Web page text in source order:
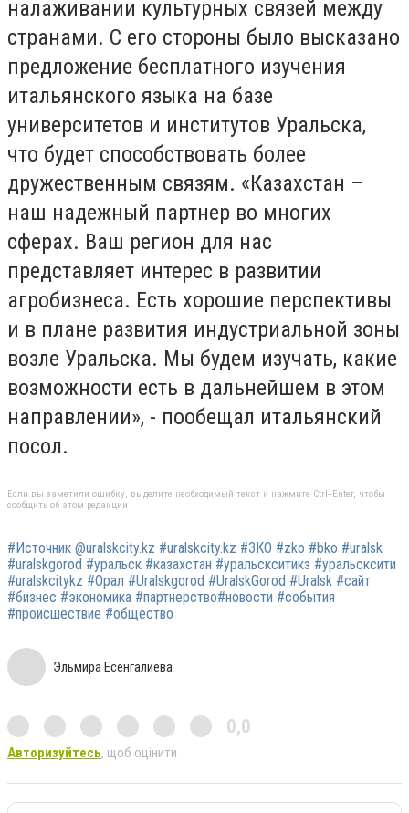
налаживании культурных связей между
странами. С его стороны было высказано
предложение бесплатного изучения
итальянского языка на базе
университетов и институтов Уральска,
что будет способствовать более
дружественным связям. «Казахстан –
наш надежный партнер во многих
сферах. Ваш регион для нас
представляет интерес в развитии
агробизнеса. Есть хорошие перспективы
и в плане развития индустриальной зоны
возле Уральска. Мы будем изучать, какие
возможности есть в дальнейшем в этом
направлении», - пообещал итальянский
посол.
Если вы заметили ошибку, выделите необходимый текст и нажмите Ctrl+Enter, чтобы
сообщить об этом редакции
#Источник @uralskcity.kz #uralskcity.kz #ЗКО #zko #bko #uralsk
#uralskgorod #уральск #казахстан #уральскситикз #уральсксити
#uralskcitykz #Орал #Uralskgorod #UralskGorod #Uralsk #сайт
#бизнес #экономика #партнерство#новости #события
#происшествие #общество
Эльмира Есенгалиева
0,0
Авторизуйтесь, щоб оцінити